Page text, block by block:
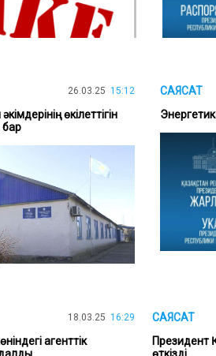
26.03.25 15:12
өкілеттігін
бар
САЯСАТ
18.03.25 16:29
агенттік
САЯСАТ
Президент
өткізді